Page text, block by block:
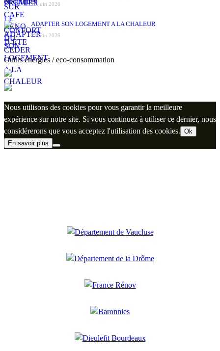
15 juin 2026
ADAPTER SON LOGEMENT A LA CHALEUR
11 juin 2026
Outils énergies / eco-consommation
Nous utilisons des cookies pour vous garantir la meilleure
expérience sur notre site. Si vous continuez à utiliser ce dernier, nous
considérerons que vous acceptez l'utilisation des cookies. Ok
En savoir plus